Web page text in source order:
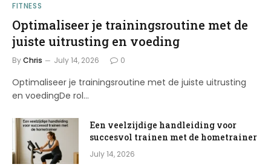
FITNESS
Optimaliseer je trainingsroutine met de
juiste uitrusting en voeding
ByChris July 14, 2026 0
Optimaliseer je trainingsroutine met de juiste uitrusting
en voedingDe rol…
Een veelzijdige handleiding voor
succesvol trainen met de hometrainer
July 14, 2026